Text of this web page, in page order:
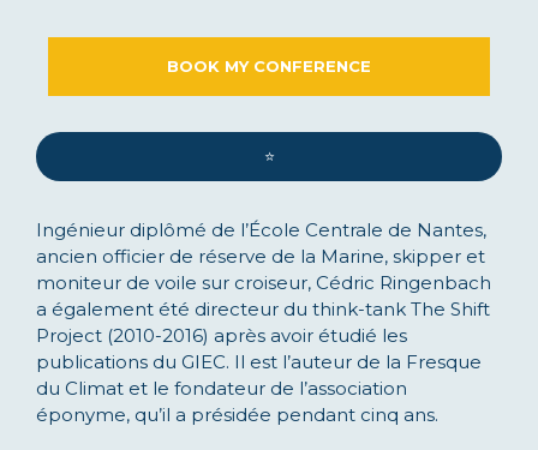
BOOK MY CONFERENCE
⭐️
Ingénieur diplômé de l’École Centrale de Nantes,
ancien officier de réserve de la Marine, skipper et
moniteur de voile sur croiseur, Cédric Ringenbach
a également été directeur du think-tank The Shift
Project (2010-2016) après avoir étudié les
publications du GIEC. Il est l’auteur de la Fresque
du Climat et le fondateur de l’association
éponyme, qu’il a présidée pendant cinq ans.